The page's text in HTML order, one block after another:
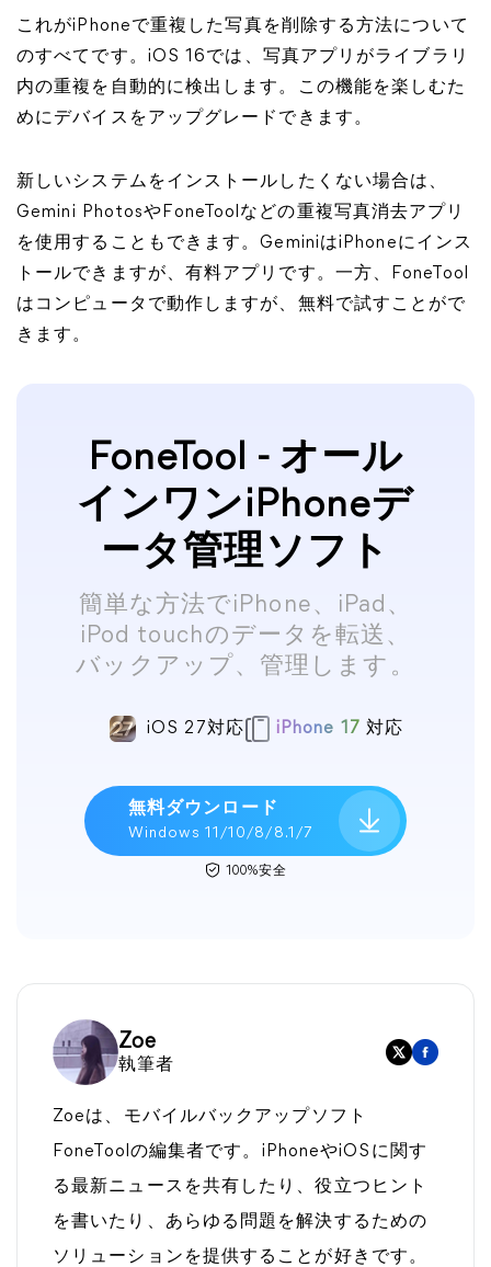
これがiPhoneで重複した写真を削除する方法について
のすべてです。iOS 16では、写真アプリがライブラリ
内の重複を自動的に検出します。この機能を楽しむた
めにデバイスをアップグレードできます。
新しいシステムをインストールしたくない場合は、
Gemini PhotosやFoneToolなどの重複写真消去アプリ
を使用することもできます。GeminiはiPhoneにインス
トールできますが、有料アプリです。一方、FoneTool
はコンピュータで動作しますが、無料で試すことがで
きます。
FoneTool - オール
インワンiPhoneデ
ータ管理ソフト
簡単な方法でiPhone、iPad、
iPod touchのデータを転送、
バックアップ、管理します。
iOS 27対応 iPhone 17 対応
無料ダウンロード
Windows 11/10/8/8.1/7
100%安全
Zoe
執筆者
Zoeは、モバイルバックアップソフト
FoneToolの編集者です。iPhoneやiOSに関す
る最新ニュースを共有したり、役立つヒント
を書いたり、あらゆる問題を解決するための
ソリューションを提供することが好きです。